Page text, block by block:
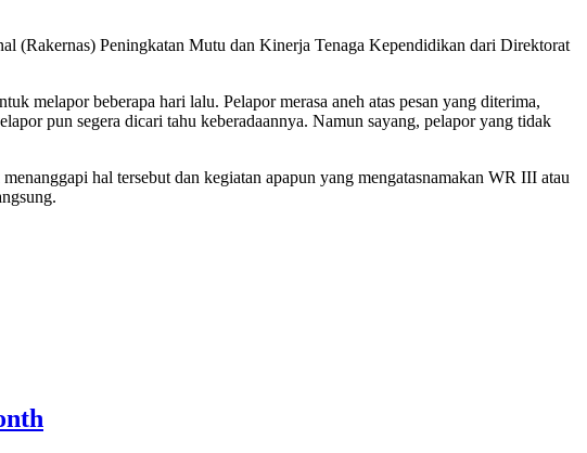
(Rakernas) Peningkatan Mutu dan Kinerja Tenaga Kependidikan dari Direktorat
melapor beberapa hari lalu. Pelapor merasa aneh atas pesan yang diterima,
pun segera dicari tahu keberadaannya. Namun sayang, pelapor yang tidak
hal tersebut dan kegiatan apapun yang mengatasnamakan WR III atau